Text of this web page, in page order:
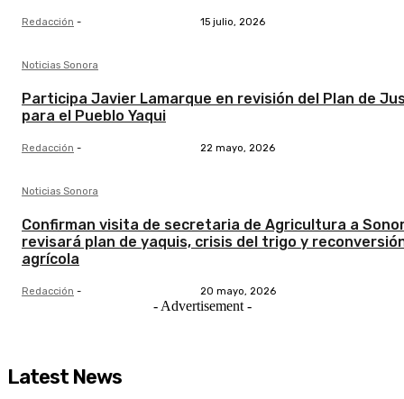
Redacción - 15 julio, 2026
Noticias Sonora
Participa Javier Lamarque en revisión del Plan de
para el Pueblo Yaqui
Redacción - 22 mayo, 2026
Noticias Sonora
Confirman visita de secretaria de Agricultura a
revisará plan de yaquis, crisis del trigo y
agrícola
Redacción - 20 mayo, 2026
- Advertisement -
Latest News